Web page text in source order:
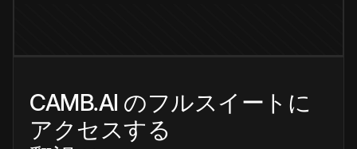
CAMB.AI のフルスイートに
アクセスする